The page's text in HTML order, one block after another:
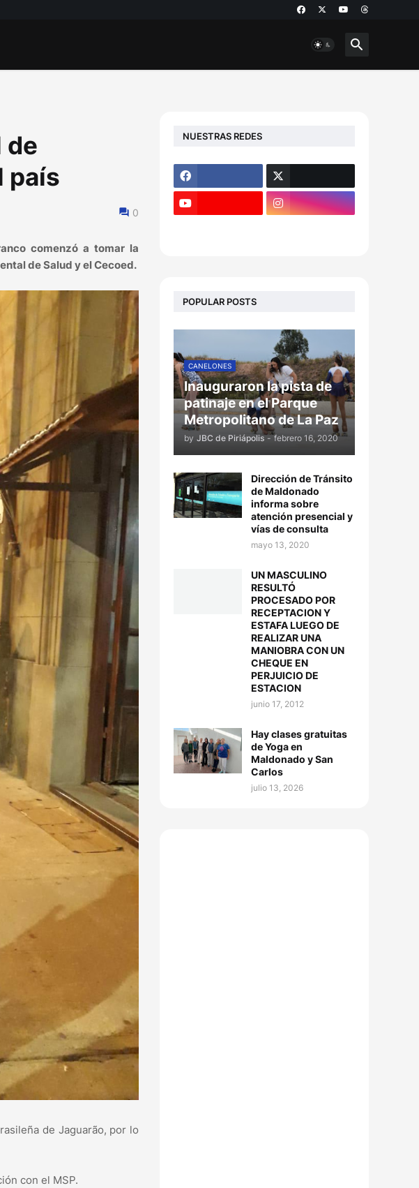
de
país
0
comenzó a tomar la
de Salud y el Cecoed.
de Jaguarão, por lo
con el MSP.
NUESTRAS REDES
POPULAR POSTS
CANELONES
Inauguraron la pista de
patinaje en el Parque
Metropolitano de La Paz
by JBC de Piriápolis - febrero 16, 2020
Dirección de Tránsito
de Maldonado
informa sobre
atención presencial y
vías de consulta
mayo 13, 2020
UN MASCULINO
RESULTÓ
PROCESADO POR
RECEPTACION Y
ESTAFA LUEGO DE
REALIZAR UNA
MANIOBRA CON UN
CHEQUE EN
PERJUICIO DE
ESTACION
junio 17, 2012
Hay clases gratuitas
de Yoga en
Maldonado y San
Carlos
julio 13, 2026